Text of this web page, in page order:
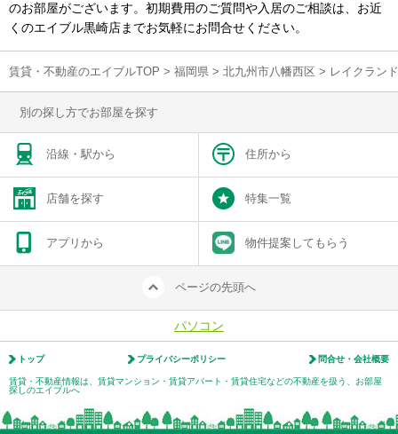
のお部屋がございます。初期費用のご質問や入居のご相談は、お近
くのエイブル黒崎店までお気軽にお問合せください。
賃貸・不動産のエイブルTOP > 福岡県 > 北九州市八幡西区 > レイクラン
別の探し方でお部屋を探す
沿線・駅から 住所から
店舗を探す 特集一覧
アプリから 物件提案してもらう
ページの先頭へ
パソコン
トップ プライバシーポリシー 問合せ・会社概要
賃貸・不動産情報は、賃貸マンション・賃貸アパート・賃貸住宅などの不動産を扱う、お部屋
探しのエイブルへ